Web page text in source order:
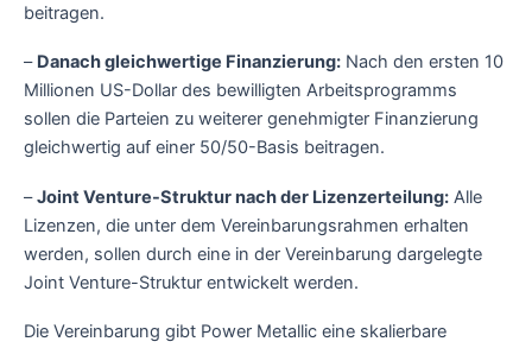
beitragen.
– Danach gleichwertige Finanzierung: Nach den ersten 10
Millionen US-Dollar des bewilligten Arbeitsprogramms
sollen die Parteien zu weiterer genehmigter Finanzierung
gleichwertig auf einer 50/50-Basis beitragen.
–Joint Venture-Struktur nach der Lizenzerteilung: Alle
Lizenzen, die unter dem Vereinbarungsrahmen erhalten
werden, sollen durch eine in der Vereinbarung dargelegte
Joint Venture-Struktur entwickelt werden.
Die Vereinbarung gibt Power Metallic eine skalierbare